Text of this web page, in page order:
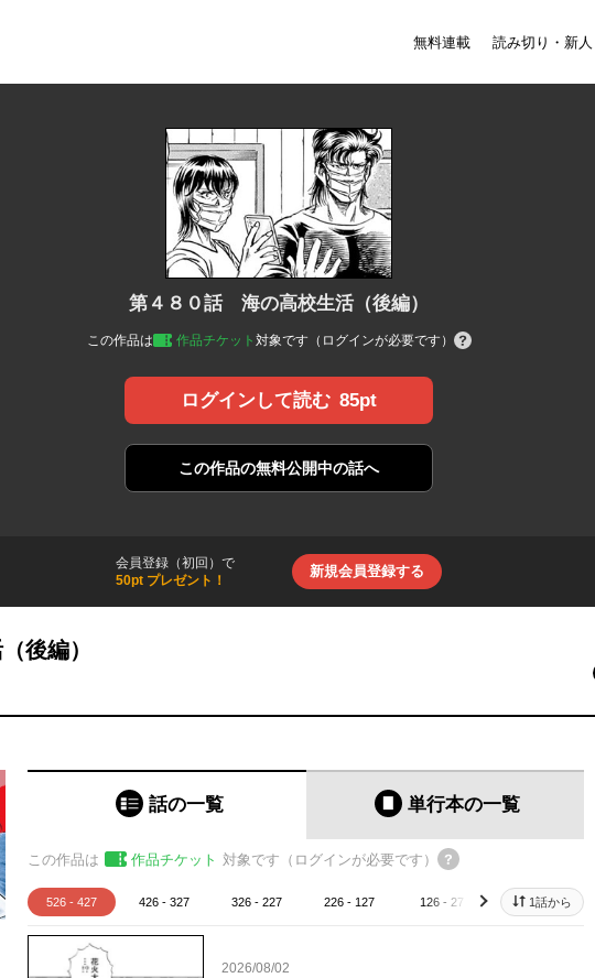
無料連載 読み切り・新人
第４８０話 海の高校生活（後編）
この作品は 作品チケット 対象です（ログインが必要です）
ログインして読む 85pt
この作品の無料公開中の話へ
会員登録（初回）で
50pt プレゼント！
新規会員登録する
後編）
話の一覧 単行本の一覧
この作品は 作品チケット 対象です（ログインが必要です）
526 - 427 426 - 327 326 - 227 226 - 127 126 - 27 26 - 1
next 1話から
2026/08/02